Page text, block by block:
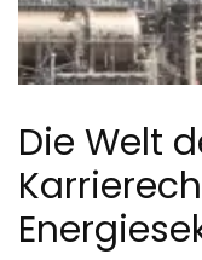
Die Welt